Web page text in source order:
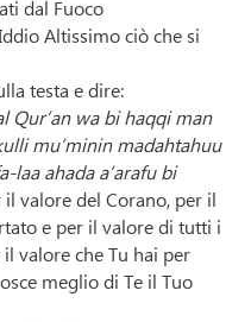
dal Fuoco
Altissimo ciò che si
testa e dire:
Qur’an wa bi haqqi man
mu’minin madahtahuu
laa ahada a’arafu bi
il valore del Corano, per il
e per il valore di tutti i
valore che Tu hai per
meglio di Te il Tuo